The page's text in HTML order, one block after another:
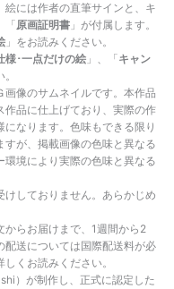
絵には作者の直筆サインと、キ
「原画証明書 」が付属します。
」をお読みください。
様･一点だけの絵 」、「キャン
画像のサムネイルです。本作品
作品に仕上げており、実際の作
なります。色味もできる限り
が、掲載画像の色味と異なる
境により実際の色味と異なる
けしておりません。あらかじめ
からお届けまで、1週間から2
送については国際配送料が必
しくお読みください。
）が制作し、正式に認定した